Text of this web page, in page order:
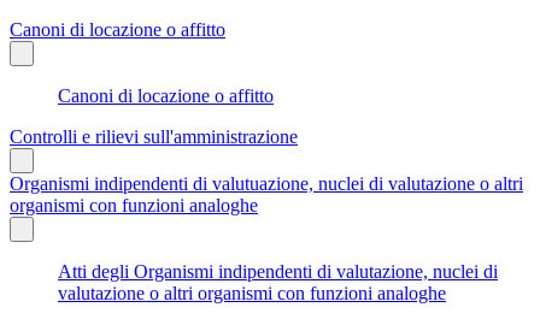
Canoni di locazione o affitto
Canoni di locazione o affitto
Controlli e rilievi sull'amministrazione
Organismi indipendenti di valutuazione, nuclei di valutazione o altri
organismi con funzioni analoghe
Atti degli Organismi indipendenti di valutazione, nuclei di
valutazione o altri organismi con funzioni analoghe